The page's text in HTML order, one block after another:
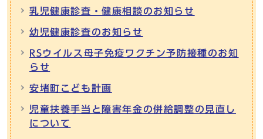
乳児健康診査・健康相談のお知らせ
幼児健康診査のお知らせ
RSウイルス母子免疫ワクチン予防接種のお知
らせ
安堵町こども計画
児童扶養手当と障害年金の併給調整の見直し
について